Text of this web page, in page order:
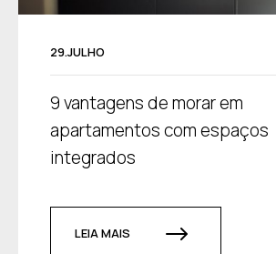
29.JULHO
9 vantagens de morar em
apartamentos com espaços
integrados
LEIA MAIS